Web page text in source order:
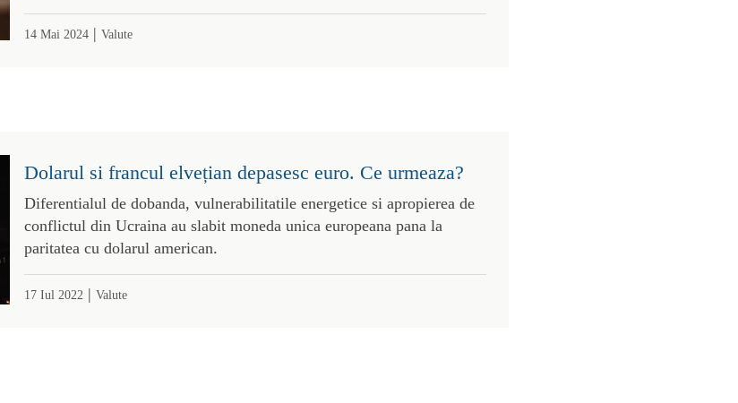
14 Mai 2024| Valute
Dolarul si francul elvețian depasesc euro. Ce urmeaza?
Diferentialul de dobanda, vulnerabilitatile energetice si apropierea de
conflictul din Ucraina au slabit moneda unica europeana pana la
paritatea cu dolarul american.
17 Iul 2022 | Valute